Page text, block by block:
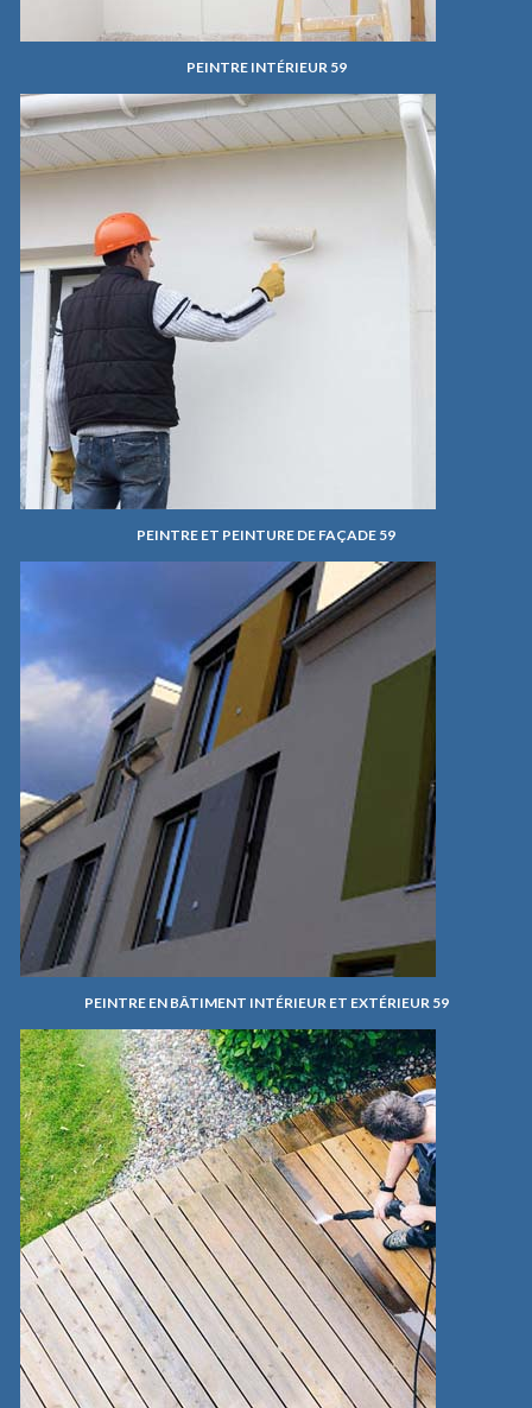
PEINTRE INTÉRIEUR 59
PEINTRE ET PEINTURE DE FAÇADE 59
PEINTRE EN BÂTIMENT INTÉRIEUR ET EXTÉRIEUR 59